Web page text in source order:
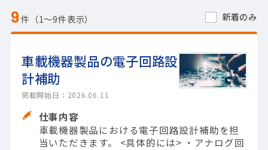
9件（1〜9件表示） 新着のみ
車載機器製品の電子回路設
計補助
掲載開始日：2026.06.11
仕事内容
車載機器製品における電子回路設計補助を担
当いただきます。 <具体的には> ・アナログ回